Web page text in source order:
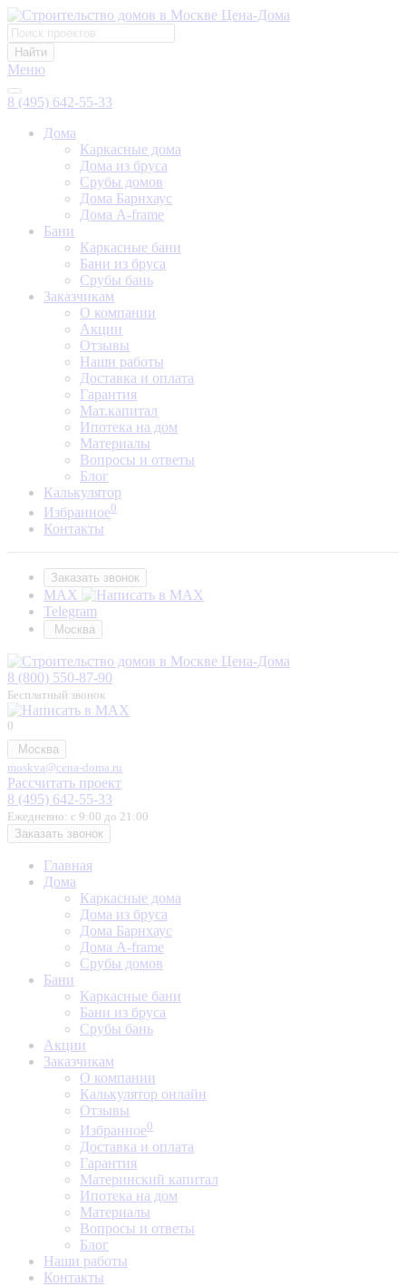
Найти
Меню
8 (495) 642-55-33
Дома
Каркасные дома
Дома из бруса
Срубы домов
Дома Барнхаус
Дома A-frame
Бани
Каркасные бани
Бани из бруса
Срубы бань
Заказчикам
О компании
Акции
Отзывы
Наши работы
Доставка и оплата
Гарантия
Мат.капитал
Ипотека на дом
Материалы
Вопросы и ответы
Блог
Калькулятор
Избранное0
Контакты
Заказать звонок
MAX
Telegram
Москва
8 (800) 550-87-90
Бесплатный звонок
0
Москва
moskva@cena-doma.ru
Рассчитать проект
8 (495) 642-55-33
Ежедневно: с 9:00 до 21:00
Заказать звонок
Главная
Дома
Каркасные дома
Дома из бруса
Дома Барнхаус
Дома A-frame
Срубы домов
Бани
Каркасные бани
Бани из бруса
Срубы бань
Акции
Заказчикам
О компании
Калькулятор онлайн
Отзывы
Избранное0
Доставка и оплата
Гарантия
Материнский капитал
Ипотека на дом
Материалы
Вопросы и ответы
Блог
Наши работы
Контакты